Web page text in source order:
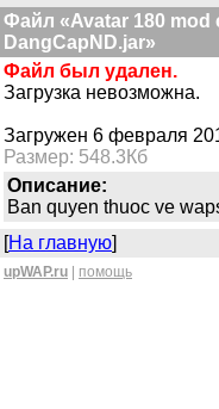
Файл «Avatar 180
DangCapND.jar»
Файл был удален.
Загрузка невозможна.
Загружен 6 февраля
Размер: 548.3Кб
Описание:
Ban quyen thuoc ve
[На главную]
upWAP.ru помощь